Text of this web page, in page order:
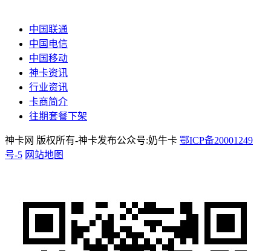
中国联通
中国电信
中国移动
神卡资讯
行业资讯
卡商简介
往期套餐下架
神卡网 版权所有-神卡发布公众号:奶牛卡 鄂ICP备20001249
号-5 网站地图